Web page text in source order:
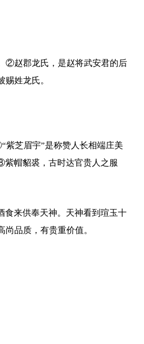
②赵郡龙氏，是赵将武安君的后
姓龙氏。
芝眉宇”是称赞人长相端庄美
帽貂裘，古时达官贵人之服
食来供奉天神。天神看到瑄玉十
品质，有贵重价值。